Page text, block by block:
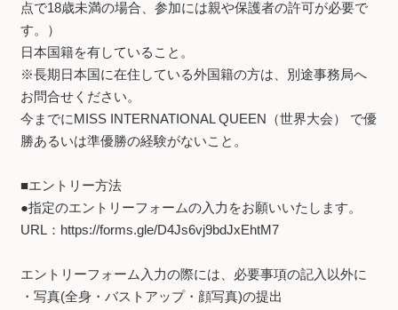
点で18歳未満の場合、参加には親や保護者の許可が必要で
す。）
日本国籍を有していること。
※長期日本国に在住している外国籍の方は、別途事務局へ
お問合せください。
今までにMISS INTERNATIONAL QUEEN（世界大会） で優
勝あるいは準優勝の経験がないこと。
■エントリー方法
●指定のエントリーフォームの入力をお願いいたします。
URL： https://forms.gle/D4Js6vj9bdJxEhtM7
エントリーフォーム入力の際には、必要事項の記入以外に
・写真(全身・バストアップ・顔写真)の提出